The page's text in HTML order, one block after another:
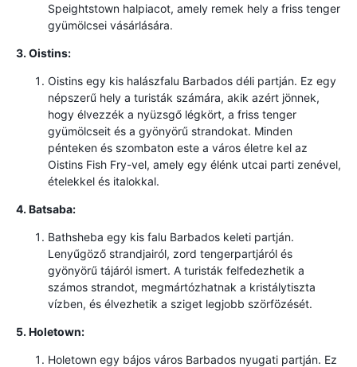
Speightstown halpiacot, amely remek hely a friss tenger
gyümölcsei vásárlására.
3. Oistins:
Oistins egy kis halászfalu Barbados déli partján. Ez egy
népszerű hely a turisták számára, akik azért jönnek,
hogy élvezzék a nyüzsgő légkört, a friss tenger
gyümölcseit és a gyönyörű strandokat. Minden
pénteken és szombaton este a város életre kel az
Oistins Fish Fry-vel, amely egy élénk utcai parti zenével,
ételekkel és italokkal.
4. Batsaba:
Bathsheba egy kis falu Barbados keleti partján.
Lenyűgöző strandjairól, zord tengerpartjáról és
gyönyörű tájáról ismert. A turisták felfedezhetik a
számos strandot, megmártózhatnak a kristálytiszta
vízben, és élvezhetik a sziget legjobb szörfözését.
5. Holetown:
Holetown egy bájos város Barbados nyugati partján. Ez